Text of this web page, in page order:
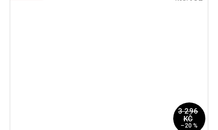
3 296
KČ
–20 %